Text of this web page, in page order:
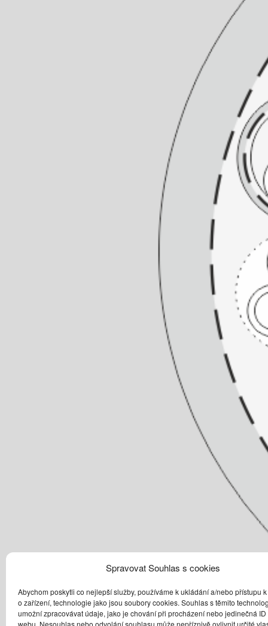
Spravovat Souhlas s cookies
Abychom poskytli co nejlepší služby, používáme k ukládání a/nebo přístupu
o zařízení, technologie jako jsou soubory cookies. Souhlas s těmito
umožní zpracovávat údaje, jako je chování při procházení nebo jedinečná ID
webu. Nesouhlas nebo odvolání souhlasu může nepříznivě ovlivnit určité